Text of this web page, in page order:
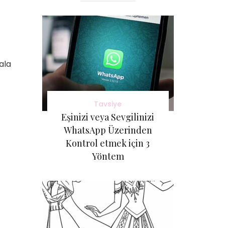
Tavsiye
Eşinizi veya Sevgilinizi
WhatsApp Üzerinden
Kontrol etmek için 3
Yöntem